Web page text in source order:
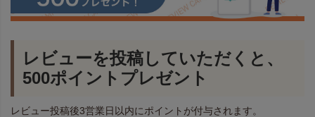
レビューを投稿していただくと、
500ポイントプレゼント
レビュー投稿後3営業日以内にポイントが付与されます。